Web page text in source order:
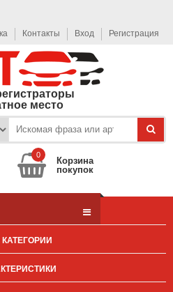
Контакты Вход Регистрация
место
0
Корзина
покупок
КАТЕГОРИИ